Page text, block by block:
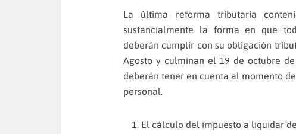
La última reforma tributaria
sustancialmente la forma en que
deberán cumplir con su obligación
Agosto y culminan el 19 de octubre
deberán tener en cuenta al momento
personal.
El cálculo del impuesto a liquidar